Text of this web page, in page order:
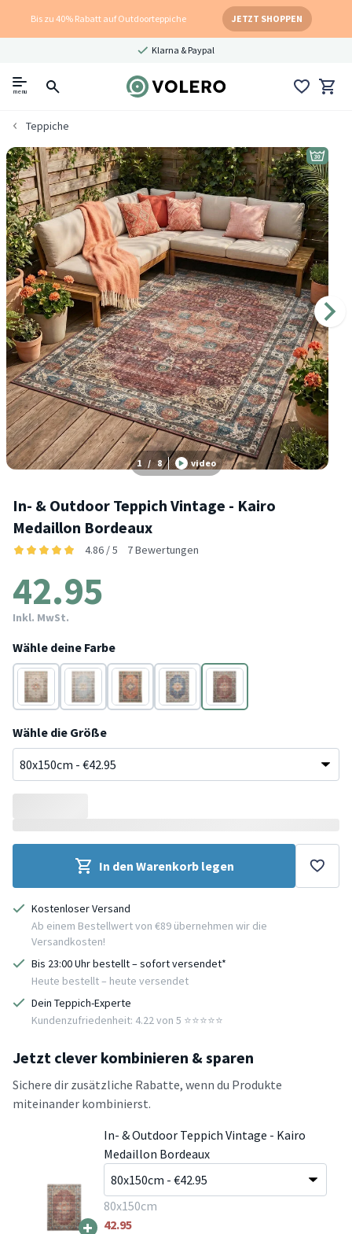
Bis zu 40% Rabatt auf Outdoorteppiche JETZT SHOPPEN
Klarna & Paypal
menu
Teppiche
1 / 8 video
In- & Outdoor Teppich Vintage - Kairo
Medaillon Bordeaux
4.86 / 5 7 Bewertungen
42.95
Inkl. MwSt.
Wähle deine Farbe
Creme Creme TerracottaTerracottaRot
Wähle die Größe
In den Warenkorb legen
Kostenloser Versand
Ab einem Bestellwert von €89 übernehmen wir die
Versandkosten!
Bis 23:00 Uhr bestellt – sofort versendet*
Heute bestellt – heute versendet
Dein Teppich-Experte
Kundenzufriedenheit: 4.22 von 5 ⭐️⭐️⭐️⭐️⭐️
Jetzt clever kombinieren & sparen
Sichere dir zusätzliche Rabatte, wenn du Produkte
miteinander kombinierst.
+
In- & Outdoor Teppich Vintage - Kairo
Medaillon Bordeaux
80x150cm
42.95